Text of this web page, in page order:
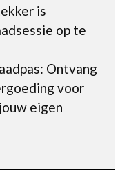
is
op te
Ontvang
voor
eigen